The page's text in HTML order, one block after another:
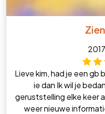
Lieve kim, had je een gb
ie dan Ik wil je
geruststelling elke keer
weer nieuwe